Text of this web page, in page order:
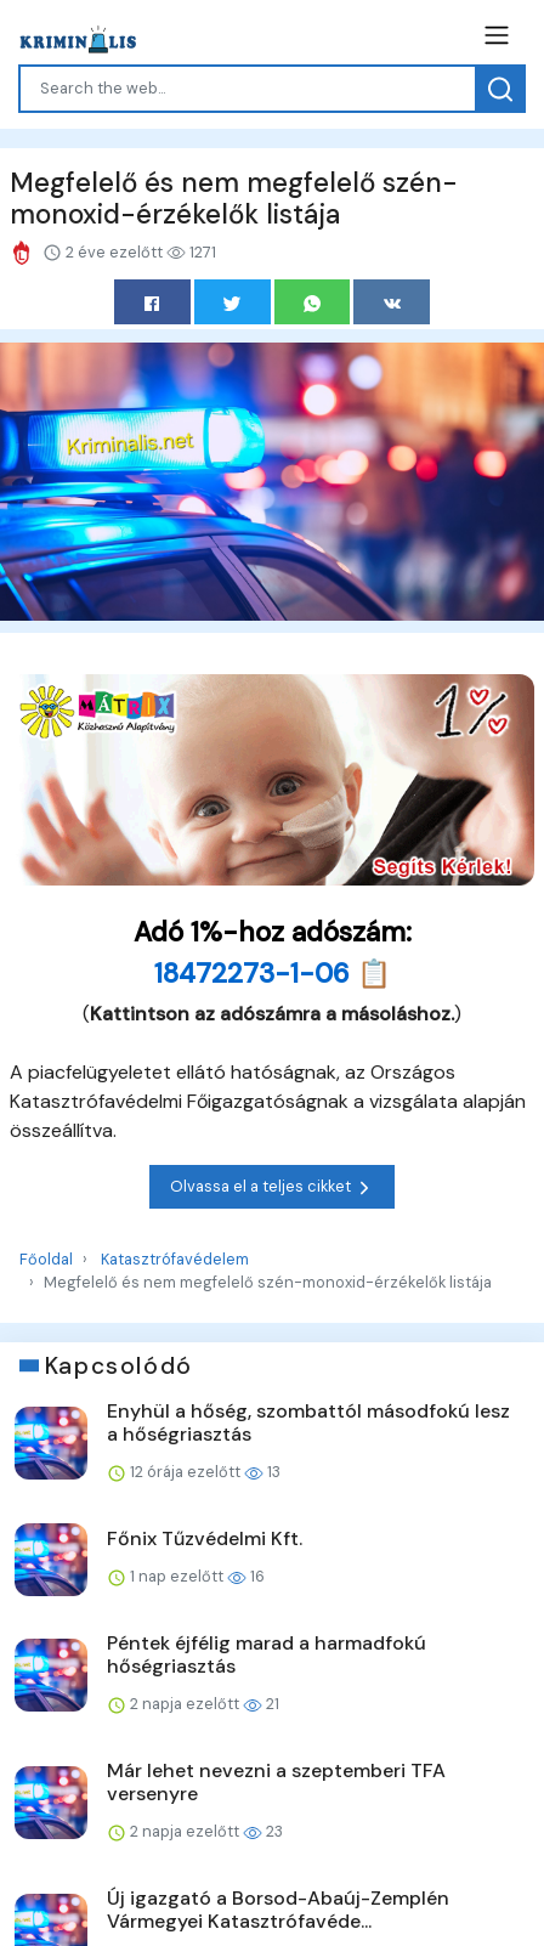
Megfelelő és nem megfelelő szén-
monoxid-érzékelők listája
2 éve ezelőtt 1271
Adó 1%-hoz adószám:
18472273-1-06 📋
(Kattintson az adószámra a másoláshoz.)
A piacfelügyeletet ellátó hatóságnak, az Országos
Katasztrófavédelmi Főigazgatóságnak a vizsgálata alapján
összeállítva.
Olvassa el a teljes cikket
Főoldal
Katasztrófavédelem
Megfelelő és nem megfelelő szén-monoxid-érzékelők listája
Kapcsolódó
Enyhül a hőség, szombattól másodfokú lesz
a hőségriasztás
12 órája ezelőtt 13
Főnix Tűzvédelmi Kft.
1 nap ezelőtt 16
Péntek éjfélig marad a harmadfokú
hőségriasztás
2 napja ezelőtt 21
Már lehet nevezni a szeptemberi TFA
versenyre
2 napja ezelőtt 23
Új igazgató a Borsod-Abaúj-Zemplén
Vármegyei Katasztrófavéde...